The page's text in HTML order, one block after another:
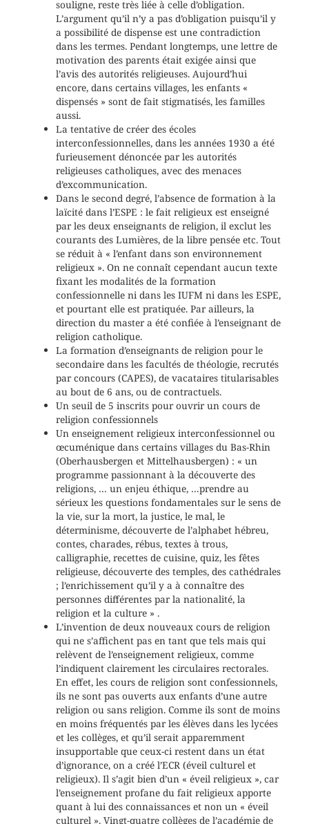
souligne, reste très liée à celle d’obligation.
L’argument qu’il n’y a pas d’obligation puisqu’il y
a possibilité de dispense est une contradiction
dans les termes. Pendant longtemps, une lettre de
motivation des parents était exigée ainsi que
l’avis des autorités religieuses. Aujourd’hui
encore, dans certains villages, les enfants «
dispensés » sont de fait stigmatisés, les familles
aussi.
La tentative de créer des écoles
interconfessionnelles, dans les années 1930 a été
furieusement dénoncée par les autorités
religieuses catholiques, avec des menaces
d’excommunication.
Dans le second degré, l’absence de formation à la
laïcité dans l’ESPE : le fait religieux est enseigné
par les deux enseignants de religion, il exclut les
courants des Lumières, de la libre pensée etc. Tout
se réduit à « l’enfant dans son environnement
religieux ». On ne connaît cependant aucun texte
fixant les modalités de la formation
confessionnelle ni dans les IUFM ni dans les ESPE,
et pourtant elle est pratiquée. Par ailleurs, la
direction du master a été confiée à l’enseignant de
religion catholique.
La formation d’enseignants de religion pour le
secondaire dans les facultés de théologie, recrutés
par concours (CAPES), de vacataires titularisables
au bout de 6 ans, ou de contractuels.
Un seuil de 5 inscrits pour ouvrir un cours de
religion confessionnels
Un enseignement religieux interconfessionnel ou
œcuménique dans certains villages du Bas-Rhin
(Oberhausbergen et Mittelhausbergen) : « un
programme passionnant à la découverte des
religions, … un enjeu éthique, …prendre au
sérieux les questions fondamentales sur le sens de
la vie, sur la mort, la justice, le mal, le
déterminisme, découverte de l’alphabet hébreu,
contes, charades, rébus, textes à trous,
calligraphie, recettes de cuisine, quiz, les fêtes
religieuse, découverte des temples, des cathédrales
; l’enrichissement qu’il y a à connaître des
personnes différentes par la nationalité, la
religion et la culture » .
L’invention de deux nouveaux cours de religion
qui ne s’affichent pas en tant que tels mais qui
relèvent de l’enseignement religieux, comme
l’indiquent clairement les circulaires rectorales.
En effet, les cours de religion sont confessionnels,
ils ne sont pas ouverts aux enfants d’une autre
religion ou sans religion. Comme ils sont de moins
en moins fréquentés par les élèves dans les lycées
et les collèges, et qu’il serait apparemment
insupportable que ceux-ci restent dans un état
d’ignorance, on a créé l’ECR (éveil culturel et
religieux). Il s’agit bien d’un « éveil religieux », car
l’enseignement profane du fait religieux apporte
quant à lui des connaissances et non un « éveil
culturel ». Vingt-quatre collèges de l’académie de